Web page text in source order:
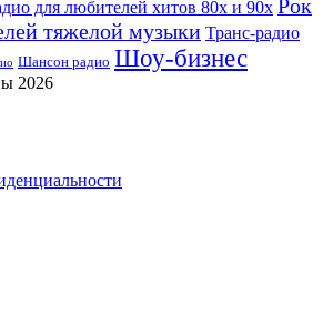
для любителей хитов 80х и 90х Рок
тяжелой музыки Транс-радио
Шансон радио Шоу-бизнес
2026